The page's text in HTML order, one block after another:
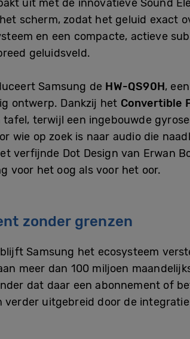
uit met de innovatieve Sound
scherm, zodat het geluid exact
en een compacte, actieve
geluidsveld.
Samsung de HW-QS90H,
ontwerp. Dankzij het Convertible
tafel, terwijl een ingebouwde
wie op zoek is naar audio die
verfijnde Dot Design van Erwan
voor het oog als voor het oor.
zonder grenzen
Samsung het ecosysteem
meer dan 100 miljoen
dat daar een abonnement of
uitgebreid door de